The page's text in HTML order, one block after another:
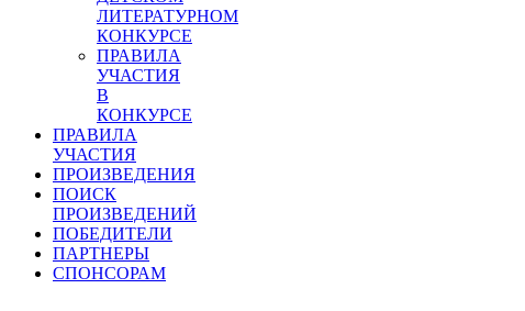
ЛИТЕРАТУРНОМ
КОНКУРСЕ
ПРАВИЛА
УЧАСТИЯ
В
КОНКУРСЕ
ПРАВИЛА
УЧАСТИЯ
ПРОИЗВЕДЕНИЯ
ПОИСК
ПРОИЗВЕДЕНИЙ
ПОБЕДИТЕЛИ
ПАРТНЕРЫ
СПОНСОРАМ